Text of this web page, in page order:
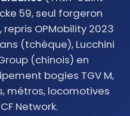
59, seul forgeron
OPMobility 2023
(tchèque), Lucchini
(chinois) en
bogies TGV M,
métros, locomotives
Network.